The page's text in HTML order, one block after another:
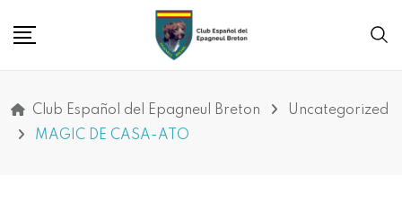
Club Español del Epagneul Breton
Uncategorized
MAGIC DE CASA-ATO